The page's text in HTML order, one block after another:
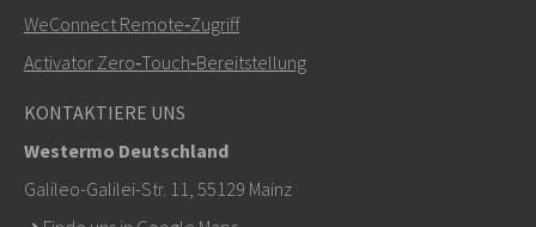
Support zu kontaktieren
WeConnect Remote‑Zugriff
Activator Zero‑Touch‑Bereitstellung
KONTAKTIERE UNS
Westermo Deutschland
Galileo-Galilei-Str. 11, 55129 Mainz